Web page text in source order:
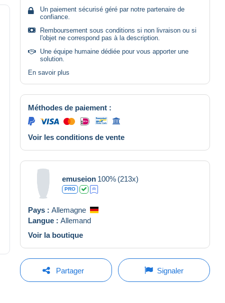
Un paiement sécurisé géré par notre partenaire de
confiance.
Remboursement sous conditions si non livraison ou si
l'objet ne correspond pas à la description.
Une équipe humaine dédiée pour vous apporter une
solution.
En savoir plus
Méthodes de paiement :
Voir les conditions de vente
emuseion 100% (213x)
PRO
Pays : Allemagne
Langue : Allemand
Voir la boutique
Partager Signaler